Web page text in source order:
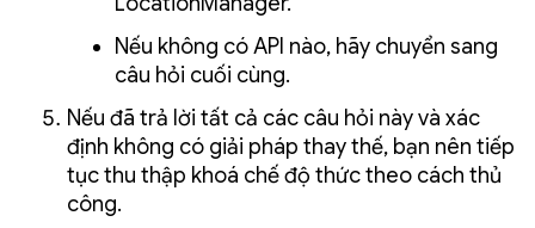
Nếu không có API nào, hãy chuyển sang
câu hỏi cuối cùng.
Nếu đã trả lời tất cả các câu hỏi này và xác
định không có giải pháp thay thế, bạn nên tiếp
tục thu thập khoá chế độ thức theo cách thủ
công.